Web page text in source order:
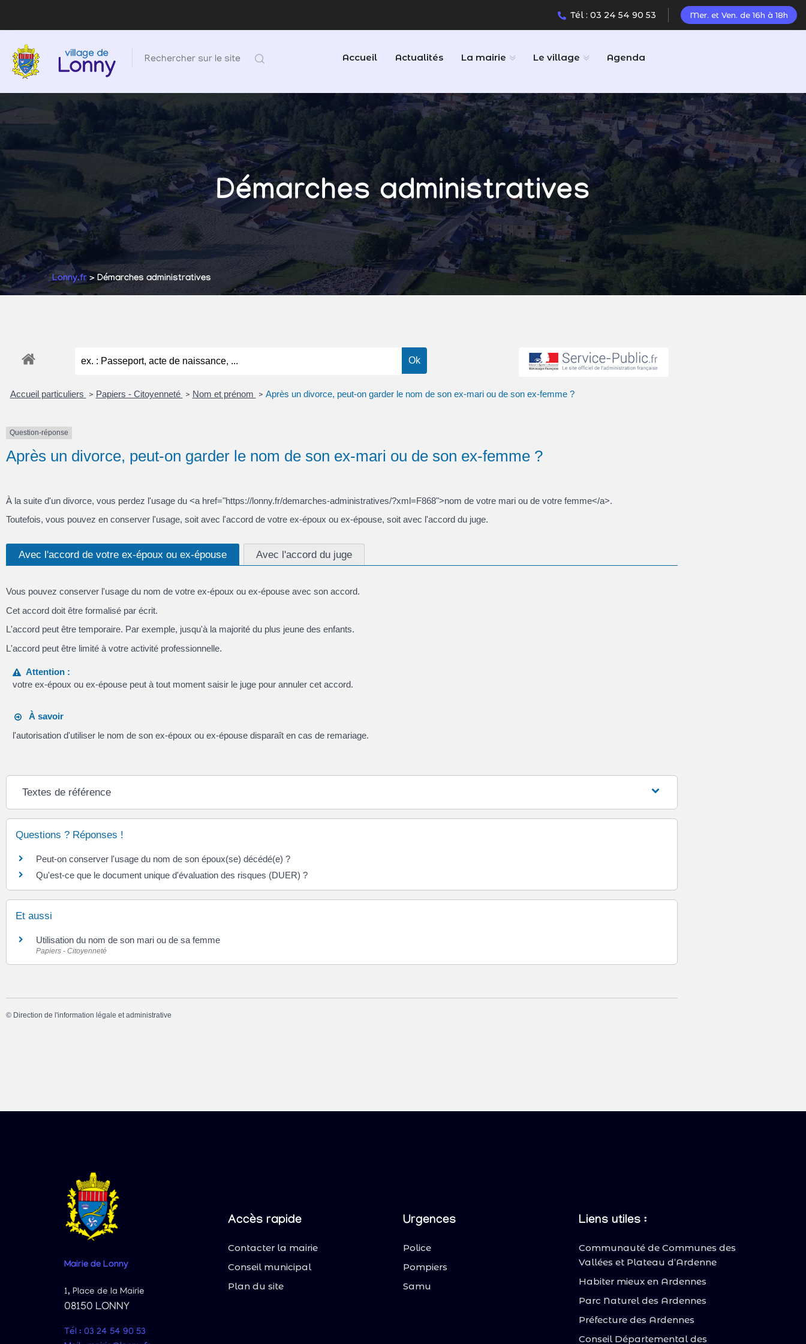
Tél : 03 24 54 90 53 Mer. et Ven. de 16h à 18h
Rechercher sur le site Accueil Actualités La mairie Le village Agenda
Démarches administratives
Lonny.fr > Démarches administratives
Accueil particuliers > Papiers - Citoyenneté > Nom et prénom > Après un divorce, peut-on garder le nom de son ex-mari ou de son ex-femme ?
Question-réponse
Après un divorce, peut-on garder le nom de son ex-mari ou de son ex-femme ?
À la suite d'un divorce, vous perdez l'usage du <a href="https://lonny.fr/demarches-administratives/?xml=F868">nom de votre mari ou de votre femme</a>.
Toutefois, vous pouvez en conserver l'usage, soit avec l'accord de votre ex-époux ou ex-épouse, soit avec l'accord du juge.
Avec l'accord de votre ex-époux ou ex-épouse Avec l'accord du juge
Vous pouvez conserver l'usage du nom de votre ex-époux ou ex-épouse avec son accord.
Cet accord doit être formalisé par écrit.
L'accord peut être temporaire. Par exemple, jusqu'à la majorité du plus jeune des enfants.
L'accord peut être limité à votre activité professionnelle.
Attention :
votre ex-époux ou ex-épouse peut à tout moment saisir le juge pour annuler cet accord.
À savoir
l'autorisation d'utiliser le nom de son ex-époux ou ex-épouse disparaît en cas de remariage.
Textes de référence
Questions ? Réponses !
Peut-on conserver l'usage du nom de son époux(se) décédé(e) ?
Qu'est-ce que le document unique d'évaluation des risques (DUER) ?
Et aussi
Utilisation du nom de son mari ou de sa femme
Papiers - Citoyenneté
© Direction de l'information légale et administrative
Mairie de Lonny
1, Place de la Mairie
08150 LONNY
Tél : 03 24 54 90 53
Accès rapide
Contacter la mairie
Conseil municipal
Plan du site
Urgences
Police
Pompiers
Samu
Liens utiles :
Communauté de Communes des
Vallées et Plateau d’Ardenne
Habiter mieux en Ardennes
Parc Naturel des Ardennes
Préfecture des Ardennes
Conseil Départemental des